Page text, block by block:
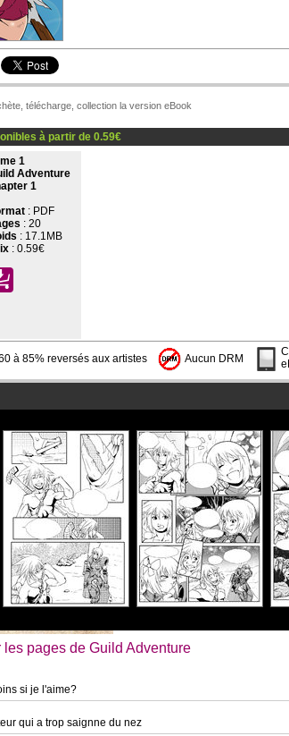
télécharge, collection la version eBook
à partir de 0.59€
1
Adventure
1
: PDF
: 20
: 17.1MB
: 0.59€
à 85% reversés aux artistes Aucun DRM
pages de Guild Adventure
si je l'aime?
qui a trop saignne du nez